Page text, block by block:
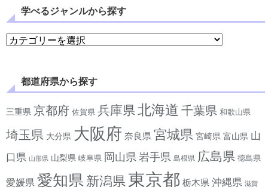
学べるジャンルから探す
学べるジャンルから探す
都道府県から探す
三重県 京都府 佐賀県 兵庫県 北海道 千葉県 和歌山県
埼玉県 大分県 大阪府 奈良県 宮城県 宮崎県 富山県 山
口県 山形県 山梨県 岐阜県 岡山県 岩手県 島根県 広島県 徳島県
愛媛県 愛知県 新潟県 東京都 栃木県 沖縄県 滋賀